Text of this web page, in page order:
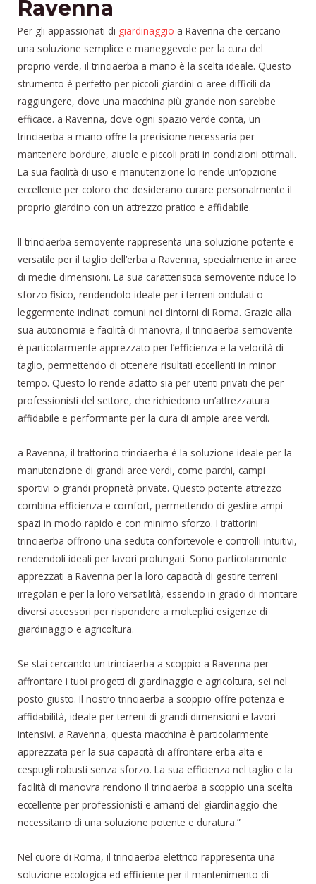
Ravenna
Per gli appassionati di giardinaggio a Ravenna che cercano
una soluzione semplice e maneggevole per la cura del
proprio verde, il trinciaerba a mano è la scelta ideale. Questo
strumento è perfetto per piccoli giardini o aree difficili da
raggiungere, dove una macchina più grande non sarebbe
efficace. a Ravenna, dove ogni spazio verde conta, un
trinciaerba a mano offre la precisione necessaria per
mantenere bordure, aiuole e piccoli prati in condizioni ottimali.
La sua facilità di uso e manutenzione lo rende un’opzione
eccellente per coloro che desiderano curare personalmente il
proprio giardino con un attrezzo pratico e affidabile.
Il trinciaerba semovente rappresenta una soluzione potente e
versatile per il taglio dell’erba a Ravenna, specialmente in aree
di medie dimensioni. La sua caratteristica semovente riduce lo
sforzo fisico, rendendolo ideale per i terreni ondulati o
leggermente inclinati comuni nei dintorni di Roma. Grazie alla
sua autonomia e facilità di manovra, il trinciaerba semovente
è particolarmente apprezzato per l’efficienza e la velocità di
taglio, permettendo di ottenere risultati eccellenti in minor
tempo. Questo lo rende adatto sia per utenti privati che per
professionisti del settore, che richiedono un’attrezzatura
affidabile e performante per la cura di ampie aree verdi.
a Ravenna, il trattorino trinciaerba è la soluzione ideale per la
manutenzione di grandi aree verdi, come parchi, campi
sportivi o grandi proprietà private. Questo potente attrezzo
combina efficienza e comfort, permettendo di gestire ampi
spazi in modo rapido e con minimo sforzo. I trattorini
trinciaerba offrono una seduta confortevole e controlli intuitivi,
rendendoli ideali per lavori prolungati. Sono particolarmente
apprezzati a Ravenna per la loro capacità di gestire terreni
irregolari e per la loro versatilità, essendo in grado di montare
diversi accessori per rispondere a molteplici esigenze di
giardinaggio e agricoltura.
Se stai cercando un trinciaerba a scoppio a Ravenna per
affrontare i tuoi progetti di giardinaggio e agricoltura, sei nel
posto giusto. Il nostro trinciaerba a scoppio offre potenza e
affidabilità, ideale per terreni di grandi dimensioni e lavori
intensivi. a Ravenna, questa macchina è particolarmente
apprezzata per la sua capacità di affrontare erba alta e
cespugli robusti senza sforzo. La sua efficienza nel taglio e la
facilità di manovra rendono il trinciaerba a scoppio una scelta
eccellente per professionisti e amanti del giardinaggio che
necessitano di una soluzione potente e duratura.”
Nel cuore di Roma, il trinciaerba elettrico rappresenta una
soluzione ecologica ed efficiente per il mantenimento di